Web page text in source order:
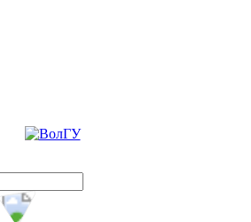
Пожалуйста